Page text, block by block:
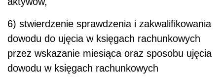
6) stwierdzenie sprawdzenia i zakwalifikowania
dowodu do ujęcia w księgach rachunkowych
przez wskazanie miesiąca oraz sposobu ujęcia
dowodu w księgach rachunkowych